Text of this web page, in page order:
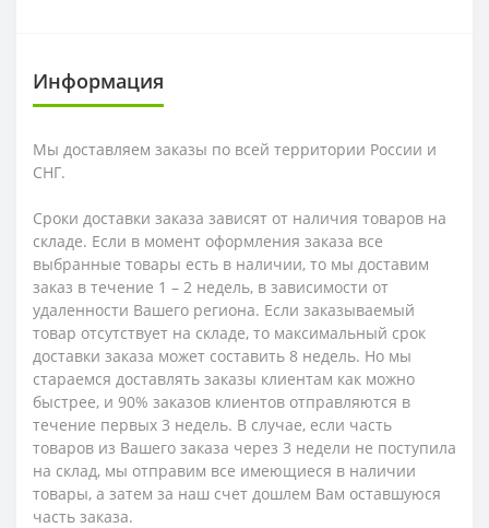
Информация
Мы доставляем заказы по всей территории России и
СНГ.
Сроки доставки заказа зависят от наличия товаров на
складе. Если в момент оформления заказа все
выбранные товары есть в наличии, то мы доставим
заказ в течение 1 – 2 недель, в зависимости от
удаленности Вашего региона. Если заказываемый
товар отсутствует на складе, то максимальный срок
доставки заказа может составить 8 недель. Но мы
стараемся доставлять заказы клиентам как можно
быстрее, и 90% заказов клиентов отправляются в
течение первых 3 недель. В случае, если часть
товаров из Вашего заказа через 3 недели не поступила
на склад, мы отправим все имеющиеся в наличии
товары, а затем за наш счет дошлем Вам оставшуюся
часть заказа.